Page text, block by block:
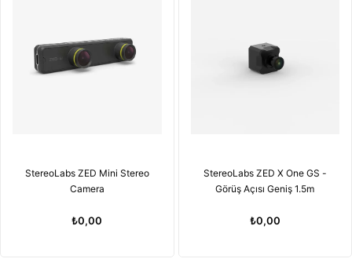
StereoLabs ZED Mini Stereo
Camera
₺0,00
StereoLabs ZED X One GS -
Görüş Açısı Geniş 1.5m
₺0,00